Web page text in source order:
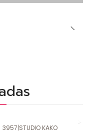
3957|STUDIO KAKO